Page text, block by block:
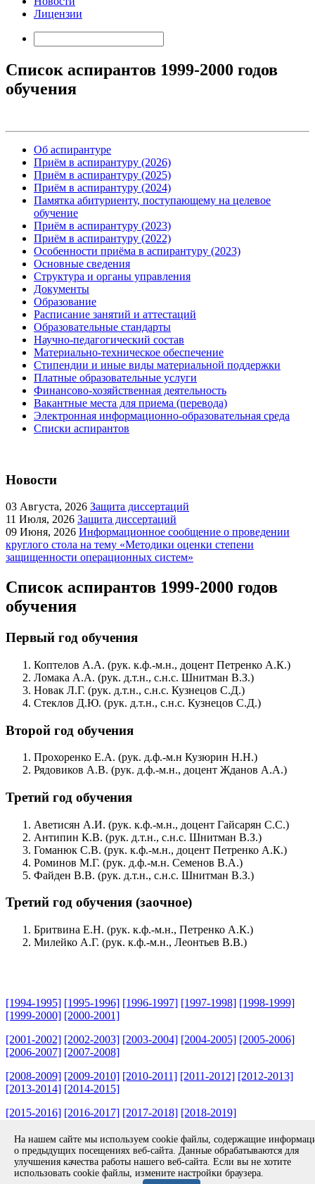
Лицензии
Список аспирантов 1999-2000 годов
обучения
Об аспирантуре
Приём в аспирантуру (2026)
Приём в аспирантуру (2025)
Приём в аспирантуру (2024)
Памятка абитуриенту, поступающему на целевое
обучение
Приём в аспирантуру (2023)
Приём в аспирантуру (2022)
Особенности приёма в аспирантуру (2023)
Основные сведения
Структура и органы управления
Документы
Образование
Расписание занятий и аттестаций
Образовательные стандарты
Научно-педагогический состав
Материально-техническое обеспечение
Стипендии и иные виды материальной поддержки
Платные образовательные услуги
Финансово-хозяйственная деятельность
Вакантные места для приема (перевода)
Электронная информационно-образовательная среда
Списки аспирантов
Новости
03 Августа, 2026 Защита диссертаций
11 Июля, 2026 Защита диссертаций
09 Июня, 2026 Информационное сообщение о проведении
круглого стола на тему «Методики оценки степени
защищенности операционных систем»
Список аспирантов 1999-2000 годов
обучения
Первый год обучения
Коптелов А.А. (рук. к.ф.-м.н., доцент Петренко А.К.)
Ломака А.А. (рук. д.т.н., с.н.с. Шнитман В.З.)
Новак Л.Г. (рук. д.т.н., с.н.с. Кузнецов С.Д.)
Стеклов Д.Ю. (рук. д.т.н., с.н.с. Кузнецов С.Д.)
Второй год обучения
Прохоренко Е.А. (рук. д.ф.-м.н Кузюрин Н.Н.)
Рядовиков А.В. (рук. д.ф.-м.н., доцент Жданов А.А.)
Третий год обучения
Аветисян А.И. (рук. к.ф.-м.н., доцент Гайсарян С.С.)
Антипин К.В. (рук. д.т.н., с.н.с. Шнитман В.З.)
Гоманюк С.В. (рук. к.ф.-м.н., доцент Петренко А.К.)
Роминов М.Г. (рук. д.ф.-м.н. Семенов В.А.)
Файден В.В. (рук. д.т.н., с.н.с. Шнитман В.З.)
Третий год обучения (заочное)
Бритвина Е.Н. (рук. к.ф.-м.н., Петренко А.К.)
Милейко А.Г. (рук. к.ф.-м.н., Леонтьев В.В.)
[1994-1995] [1995-1996] [1996-1997] [1997-1998] [1998-1999]
[1999-2000] [2000-2001]
[2001-2002] [2002-2003] [2003-2004] [2004-2005] [2005-2006]
[2006-2007] [2007-2008]
[2008-2009] [2009-2010] [2010-2011] [2011-2012] [2012-2013]
[2013-2014] [2014-2015]
[2015-2016] [2016-2017] [2017-2018] [2018-2019]
Copyright © 1994-2026 ИСП РАН. 109004, г. Москва, ул. А.
Солженицына, дом 25.Противодействие коррупции.
Разработка безопасного программного обеспечения (РБПО)
Продолжая использовать наш сайт, вы даете согласие на
На нашем сайте мы используем cookie файлы, содержащие
о предыдущих посещениях веб-сайта. Данные обрабатываются для
улучшения качества работы нашего веб-сайта. Если вы не хотите
использовать cookie файлы, измените настройки браузера.